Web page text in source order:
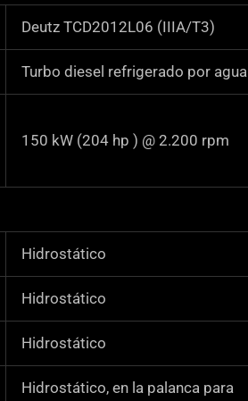
Deutz TCD2012L06 (IIIA/T3)
Turbo diesel refrigerado por agua
150 kW (204 hp ) @ 2.200 rpm
Hidrostático
Hidrostático
Hidrostático
Hidrostático, en la palanca para